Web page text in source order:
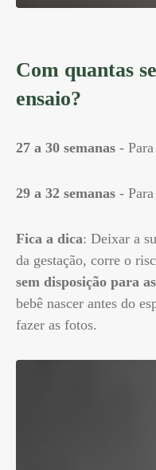
Com quantas
ensaio?
27 a 30 semanas -
29 a 32 semanas -
Fica a dica: Deixar a
da gestação, corre o
sem disposição para
bebê nascer antes do
fazer as fotos.